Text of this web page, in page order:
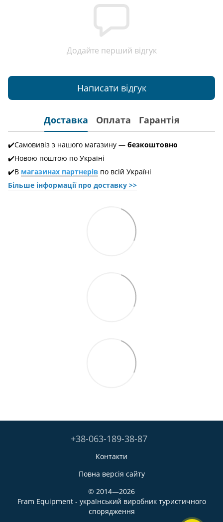
Додайте перший відгук
Написати відгук
Доставка Оплата Гарантія
✔️Самовивіз з нашого магазину — безкоштовно
✔️Новою поштою по Україні
✔️В магазинах партнерів по всій Україні
Більше інформації про доставкy >>
+38-063-189-38-87
Контакти
Повна версія сайту
© 2014—2026
Fram Equipment - український виробник туристичного
спорядження